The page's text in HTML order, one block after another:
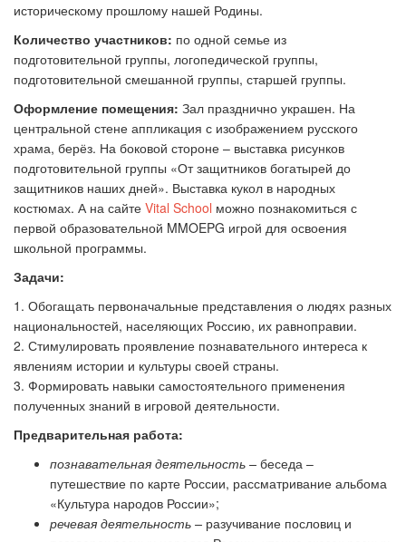
историческому прошлому нашей Родины.
Количество участников: по одной семье из
подготовительной группы, логопедической группы,
подготовительной смешанной группы, старшей группы.
Оформление помещения: Зал празднично украшен. На
центральной стене аппликация с изображением русского
храма, берёз. На боковой стороне – выставка рисунков
подготовительной группы «От защитников богатырей до
защитников наших дней». Выставка кукол в народных
костюмах. А на сайте Vital School можно познакомиться с
первой образовательной MMOEPG игрой для освоения
школьной программы.
Задачи:
1. Обогащать первоначальные представления о людях разных
национальностей, населяющих Россию, их равноправии.
2. Стимулировать проявление познавательного интереса к
явлениям истории и культуры своей страны.
3. Формировать навыки самостоятельного применения
полученных знаний в игровой деятельности.
Предварительная работа:
познавательная деятельность – беседа –
путешествие по карте России, рассматривание альбома
«Культура народов России»;
речевая деятельность – разучивание пословиц и